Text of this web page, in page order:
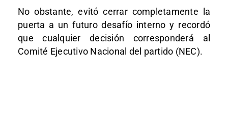
No obstante, evitó cerrar completamente la
puerta a un futuro desafío interno y recordó
que cualquier decisión corresponderá al
Comité Ejecutivo Nacional del partido (NEC).